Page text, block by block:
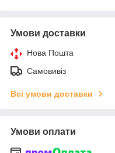
Умови доставки
Нова Пошта
Самовивіз
Всі умови доставки
Умови оплати